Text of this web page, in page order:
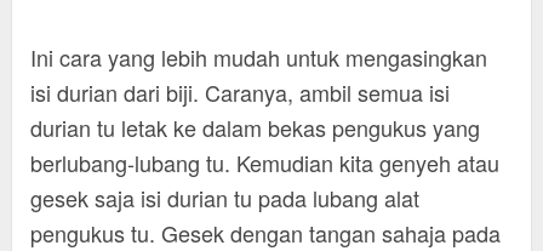
Ini cara yang lebih mudah untuk mengasingkan
isi durian dari biji. Caranya, ambil semua isi
durian tu letak ke dalam bekas pengukus yang
berlubang-lubang tu. Kemudian kita genyeh atau
gesek saja isi durian tu pada lubang alat
pengukus tu. Gesek dengan tangan sahaja pada